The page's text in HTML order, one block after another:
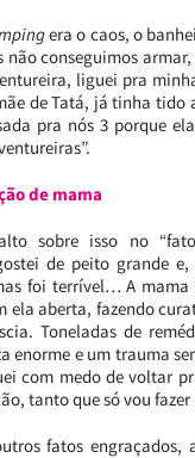
era o caos, o
não conseguimos
liguei pra
de Tatá, já tinha tido
pra nós 3 porque
de mama
sobre isso no
de peito grande e,
foi terrível… A mama
ela aberta, fazendo
Toneladas de
enorme e um trauma
com medo de voltar
tanto que só vou fazer
fatos engraçados,